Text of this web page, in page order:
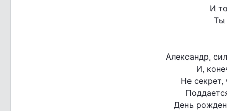
И
Ты
Александр,
И,
Не
День